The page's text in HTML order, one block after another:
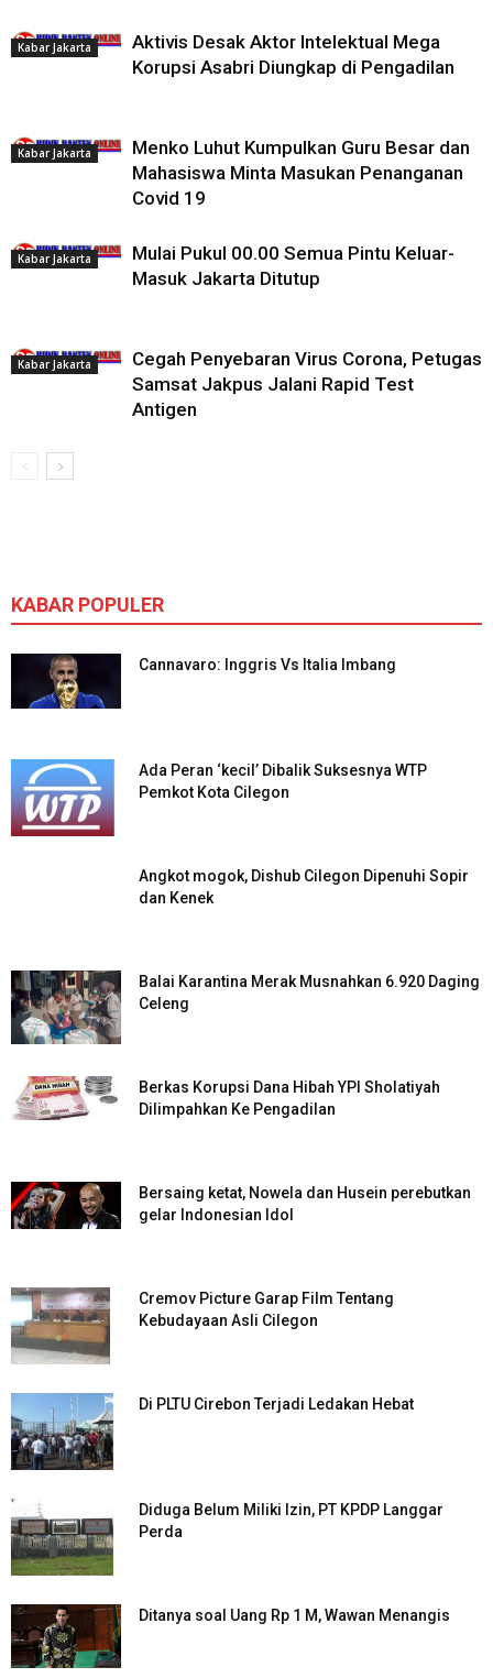
Kabar Jakarta
Aktivis Desak Aktor Intelektual Mega
Korupsi Asabri Diungkap di Pengadilan
Kabar Jakarta
Menko Luhut Kumpulkan Guru Besar dan
Mahasiswa Minta Masukan Penanganan
Covid 19
Kabar Jakarta
Mulai Pukul 00.00 Semua Pintu Keluar-
Masuk Jakarta Ditutup
Kabar Jakarta
Cegah Penyebaran Virus Corona, Petugas
Samsat Jakpus Jalani Rapid Test
Antigen
KABAR POPULER
Cannavaro: Inggris Vs Italia Imbang
Ada Peran ‘kecil’ Dibalik Suksesnya WTP
Pemkot Kota Cilegon
Angkot mogok, Dishub Cilegon Dipenuhi Sopir
dan Kenek
Balai Karantina Merak Musnahkan 6.920 Daging
Celeng
Berkas Korupsi Dana Hibah YPI Sholatiyah
Dilimpahkan Ke Pengadilan
Bersaing ketat, Nowela dan Husein perebutkan
gelar Indonesian Idol
Cremov Picture Garap Film Tentang
Kebudayaan Asli Cilegon
Di PLTU Cirebon Terjadi Ledakan Hebat
Diduga Belum Miliki Izin, PT KPDP Langgar
Perda
Ditanya soal Uang Rp 1 M, Wawan Menangis